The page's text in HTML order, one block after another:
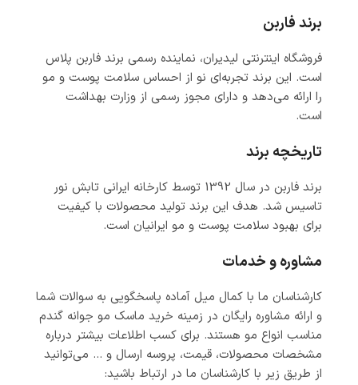
برند فاربن
فروشگاه اینترنتی لیدیران، نماینده رسمی برند فاربن پلاس
است. این برند تجربه‌ای نو از احساس سلامت پوست و مو
را ارائه می‌دهد و دارای مجوز رسمی از وزارت بهداشت
است.
تاریخچه برند
برند فاربن در سال 1392 توسط کارخانه ایرانی تابش نور
تاسیس شد. هدف این برند تولید محصولات با کیفیت
برای بهبود سلامت پوست و مو ایرانیان است.
مشاوره و خدمات
کارشناسان ما با کمال میل آماده پاسخگویی به سوالات شما
و ارائه مشاوره رایگان در زمینه خرید ماسک مو جوانه گندم
مناسب انواع مو هستند. برای کسب اطلاعات بیشتر درباره
مشخصات محصولات، قیمت، پروسه ارسال و … می‌توانید
از طریق زیر با کارشناسان ما در ارتباط باشید: